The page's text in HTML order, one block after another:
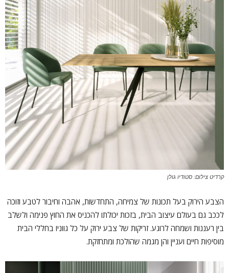
קרדיט צילום: סטודיו גולן
הצבע הירוק בעל תכונות של צמיחה, התחדשות, אהבה וחיבור לטבע וזוכה
לככב גם בעולם עיצוב הבית, בזכות יכולתו להכניס את החוץ פנימה ולשלב
בין רעננות ושמחה לרוגע. זריקות של צבע ירוק על כל גווניו בחללי הבית
מוסיפות חיים ועניין והן מגמה שהולכת ומתחזקת.